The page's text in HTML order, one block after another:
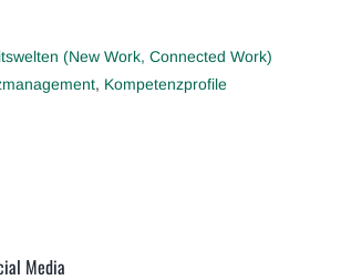
(New Work, Connected Work)
, Kompetenzprofile
Media